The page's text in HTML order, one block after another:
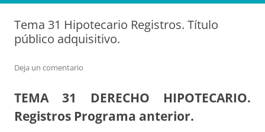
Tema 31 Hipotecario Registros. Título
público adquisitivo.
Deja un comentario
TEMA 31 DERECHO HIPOTECARIO.
Registros Programa anterior.